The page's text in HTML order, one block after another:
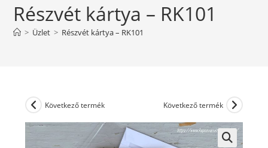
Részvét kártya – RK101
> Üzlet > Részvét kártya – RK101
Következő termék Következő termék